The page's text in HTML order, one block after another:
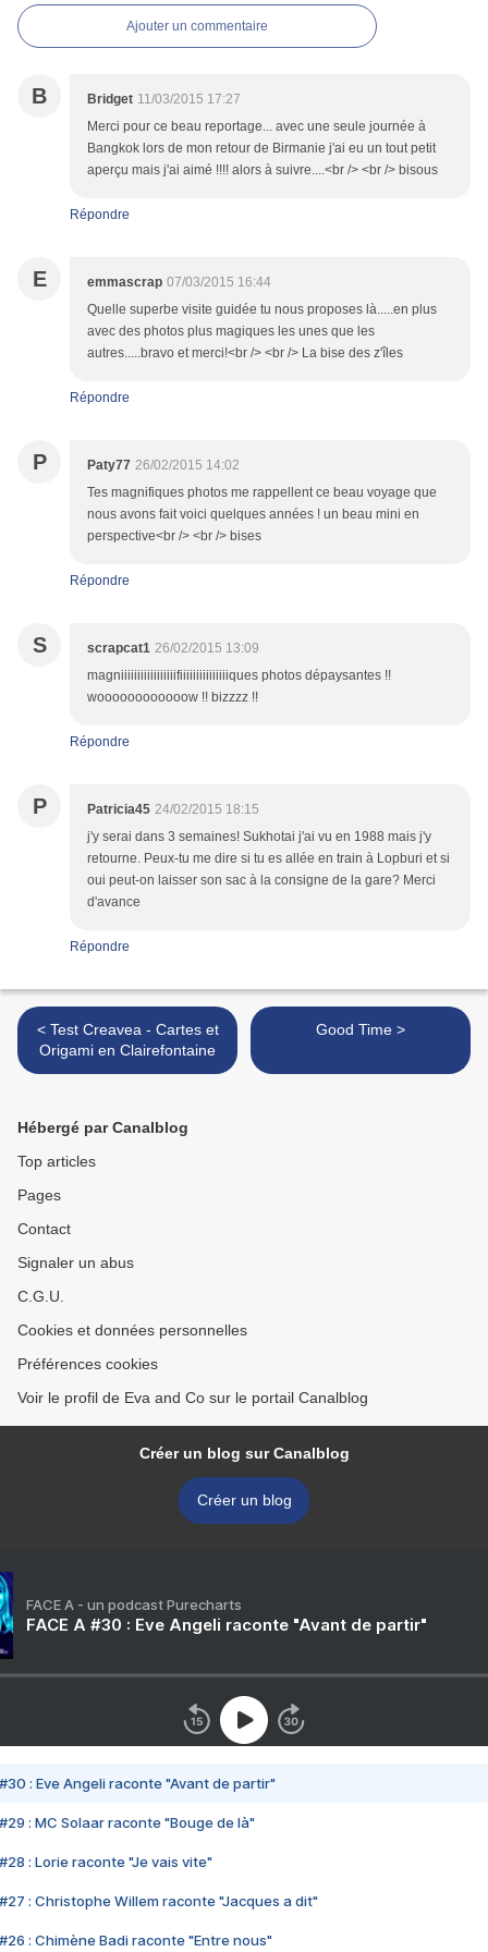
Ajouter un commentaire
B Bridget 11/03/2015 17:27
Merci pour ce beau reportage... avec une seule journée à
Bangkok lors de mon retour de Birmanie j'ai eu un tout petit
aperçu mais j'ai aimé !!!! alors à suivre....<br /> <br /> bisous
Répondre
E emmascrap 07/03/2015 16:44
Quelle superbe visite guidée tu nous proposes là.....en plus
avec des photos plus magiques les unes que les
autres.....bravo et merci!<br /> <br /> La bise des z'îles
Répondre
P Paty77 26/02/2015 14:02
Tes magnifiques photos me rappellent ce beau voyage que
nous avons fait voici quelques années ! un beau mini en
perspective<br /> <br /> bises
Répondre
S scrapcat1 26/02/2015 13:09
magniiiiiiiiiiiiiiiiifiiiiiiiiiiiiiiiques photos dépaysantes !!
woooooooooooow !! bizzzz !!
Répondre
P Patricia45 24/02/2015 18:15
j'y serai dans 3 semaines! Sukhotai j'ai vu en 1988 mais j'y
retourne. Peux-tu me dire si tu es allée en train à Lopburi et si
oui peut-on laisser son sac à la consigne de la gare? Merci
d'avance
Répondre
< Test Creavea - Cartes et
Origami en Clairefontaine
Good Time >
Hébergé par Canalblog
Top articles
Pages
Contact
Signaler un abus
C.G.U.
Cookies et données personnelles
Préférences cookies
Voir le profil de Eva and Co sur le portail Canalblog
Créer un blog sur Canalblog
Créer un blog
FACE A - un podcast Purecharts
FACE A #30 : Eve Angeli raconte "Avant de partir"
#30 : Eve Angeli raconte "Avant de partir"
#29 : MC Solaar raconte "Bouge de là"
#28 : Lorie raconte "Je vais vite"
#27 : Christophe Willem raconte "Jacques a dit"
#26 : Chimène Badi raconte "Entre nous"